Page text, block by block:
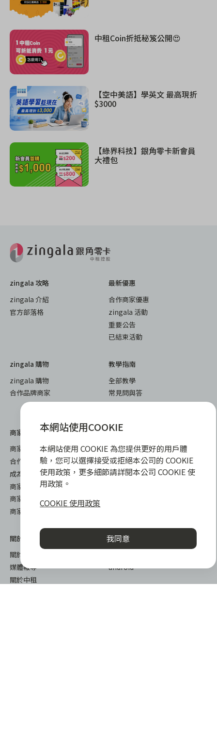
中租Coin折抵秘笈公開😍
【空中美語】學英文 最高現折
$3000
【綠界科技】銀角零卡新會員
大禮包
zingala 攻略
zingala 介紹
官方部落格
最新優惠
合作商家優惠
zingala 活動
重要公告
已結束活動
zingala 購物
zingala 購物
合作品牌商家
教學指南
全部教學
常見問與答
商家專區
商家合作優勢
合作方案及加值服務
成為 zingala 合作商家
商家成長學堂
商家常見問與答
商家後台登入
關於我們
關於 zingala 銀角零卡
媒體報導
關於中租
下載
android
本網站使用COOKIE
本網站使用 COOKIE 為您提供更好的用戶體
驗，您可以選擇接受或拒絕本公司的 COOKIE
使用政策，更多細節請詳閱本公司 COOKIE 使
用政策。
COOKIE 使用政策
我同意